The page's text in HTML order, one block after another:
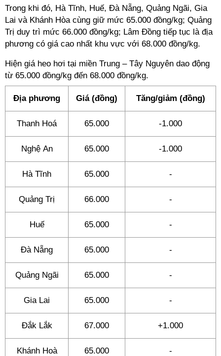
Trong khi đó, Hà Tĩnh, Huế, Đà Nẵng, Quảng Ngãi, Gia
Lai và Khánh Hòa cùng giữ mức 65.000 đồng/kg; Quảng
Trị duy trì mức 66.000 đồng/kg; Lâm Đồng tiếp tục là địa
phương có giá cao nhất khu vực với 68.000 đồng/kg.
Hiện giá heo hơi tại miền Trung – Tây Nguyên dao động
từ 65.000 đồng/kg đến 68.000 đồng/kg.
Địa phương Giá (đồng) Tăng/giảm (đồng)
Thanh Hoá 65.000 -1.000
Nghệ An 65.000 -1.000
Hà Tĩnh 65.000 -
Quảng Trị 66.000 -
Huế 65.000 -
Đà Nẵng 65.000 -
Quảng Ngãi 65.000 -
Gia Lai 65.000 -
Đắk Lắk 67.000 +1.000
Khánh Hoà 65.000 -